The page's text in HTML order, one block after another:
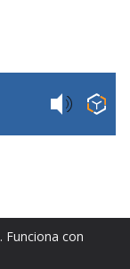
. Funciona con